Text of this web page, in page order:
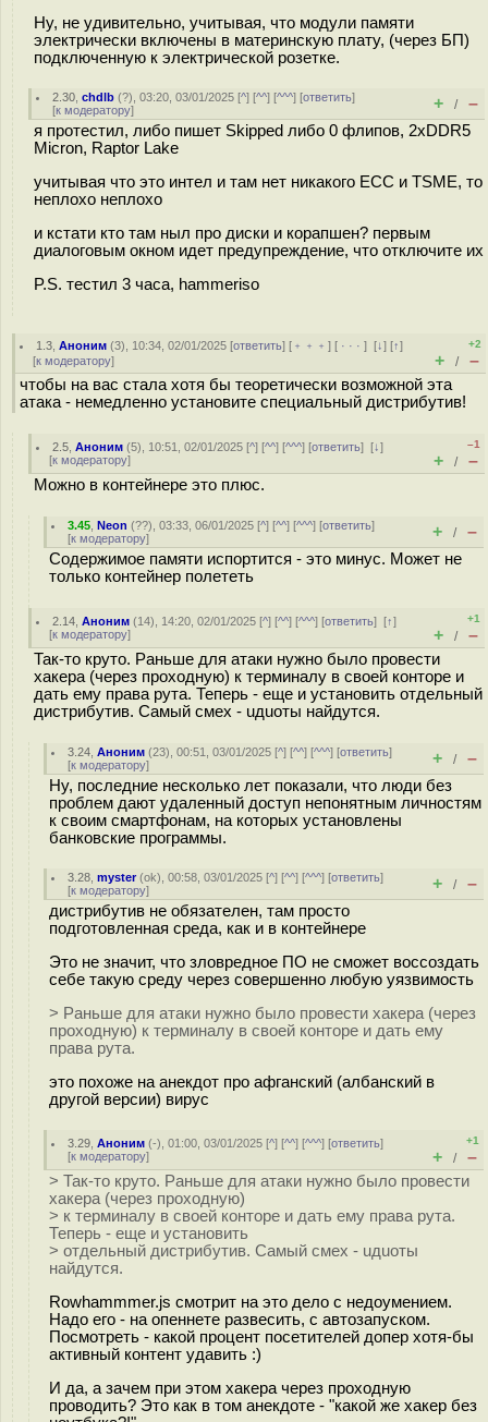
Ну, не удивительно, учитывая, что модули памяти
электрически включены в материнскую плату, (через БП)
подключенную к электрической розетке.
2.30 ,chdlb (?), 03:20, 03/01/2025 [^] [^^] [^^^] [ответить]
[к модератору] + / –
я протестил, либо пишет Skipped либо 0 флипов, 2xDDR5
Micron, Raptor Lake
учитывая что это интел и там нет никакого ECC и TSME, то
неплохо неплохо
и кстати кто там ныл про диски и корапшен? первым
диалоговым окном идет предупреждение, что отключите их
P.S. тестил 3 часа, hammeriso
1.3 ,Аноним (3), 10:34, 02/01/2025 [ответить] [ ﹢﹢﹢] [ · · ·][↓] [↑]
[к модератору]
+2
+ / –
чтобы на вас стала хотя бы теоретически возможной эта
атака - немедленно установите специальный дистрибутив!
2.5 ,Аноним (5), 10:51, 02/01/2025 [^] [^^] [^^^] [ответить][↓]
[к модератору]
–1
+ / –
Можно в контейнере это плюс.
3.45 ,Neon (??), 03:33, 06/01/2025 [^] [^^] [^^^] [ответить]
[к модератору] + / –
Содержимое памяти испортится - это минус. Может не
только контейнер полететь
2.14 ,Аноним (14), 14:20, 02/01/2025 [^] [^^] [^^^] [ответить][↑]
[к модератору]
+1
+ / –
Так-то круто. Раньше для атаки нужно было провести
хакера (через проходную) к терминалу в своей конторе и
дать ему права рута. Теперь - еще и установить отдельный
дистрибутив. Самый смех - uдuoты найдутся.
3.24 ,Аноним (23), 00:51, 03/01/2025 [^] [^^] [^^^] [ответить]
[к модератору] + / –
Ну, последние несколько лет показали, что люди без
проблем дают удаленный доступ непонятным личностям
к своим смартфонам, на которых установлены
банковские программы.
3.28 ,myster(ok), 00:58, 03/01/2025 [^] [^^] [^^^] [ответить]
[к модератору] + / –
дистрибутив не обязателен, там просто
подготовленная среда, как и в контейнере
Это не значит, что зловредное ПО не сможет воссоздать
себе такую среду через совершенно любую уязвимость
> Раньше для атаки нужно было провести хакера (через
проходную) к терминалу в своей конторе и дать ему
права рута.
это похоже на анекдот про афганский (албанский в
другой версии) вирус
3.29 ,Аноним (-), 01:00, 03/01/2025 [^] [^^] [^^^] [ответить]
[к модератору]
+1
+ / –
> Так-то круто. Раньше для атаки нужно было провести
хакера (через проходную)
> к терминалу в своей конторе и дать ему права рута.
Теперь - еще и установить
> отдельный дистрибутив. Самый смех - uдuoты
найдутся.
Rowhammmer.js смотрит на это дело с недоумением.
Надо его - на опеннете развесить, с автозапуском.
Посмотреть - какой процент посетителей допер хотя-бы
активный контент удавить :)
И да, а зачем при этом хакера через проходную
проводить? Это как в том анекдоте - "какой же хакер без